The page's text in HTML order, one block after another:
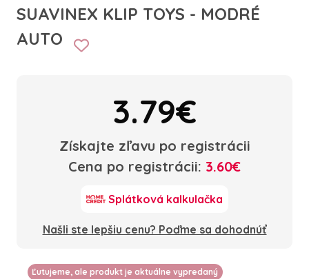
SUAVINEX KLIP TOYS - MODRÉ
AUTO
3.79€
Získajte zľavu po registrácii
Cena po registrácii: 3.60€
Splátková kalkulačka
Našli ste lepšiu cenu? Poďme sa dohodnúť
Ľutujeme, ale produkt je aktuálne vypredaný